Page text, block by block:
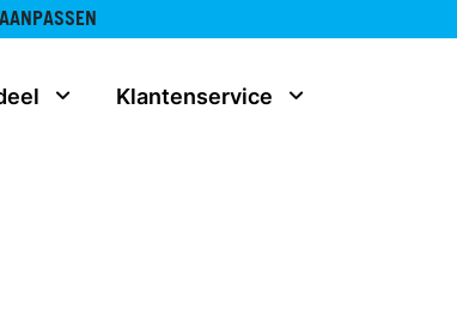
Klantenservice